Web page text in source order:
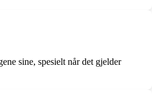
sine, spesielt når det gjelder